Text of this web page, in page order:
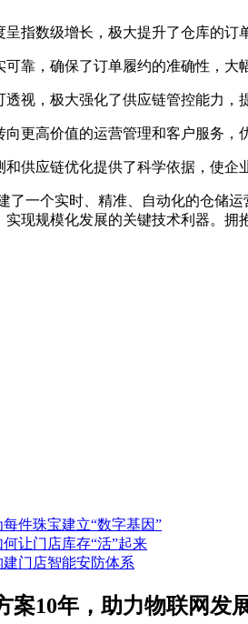
指数级增长，极大提升了仓库的订
靠，确保了订单履约的准确性，大
视，极大强化了供应链管控能力，
更高价值的运营管理和客户服务，
供应链优化提供了科学依据，使企
一个实时、精准、自动化的仓储
现规模化发展的关键技术利器。拥
件珠宝建立“数字基因”
让门店库存“活”起来
门店智能安防体系
案10年，助力物联网发